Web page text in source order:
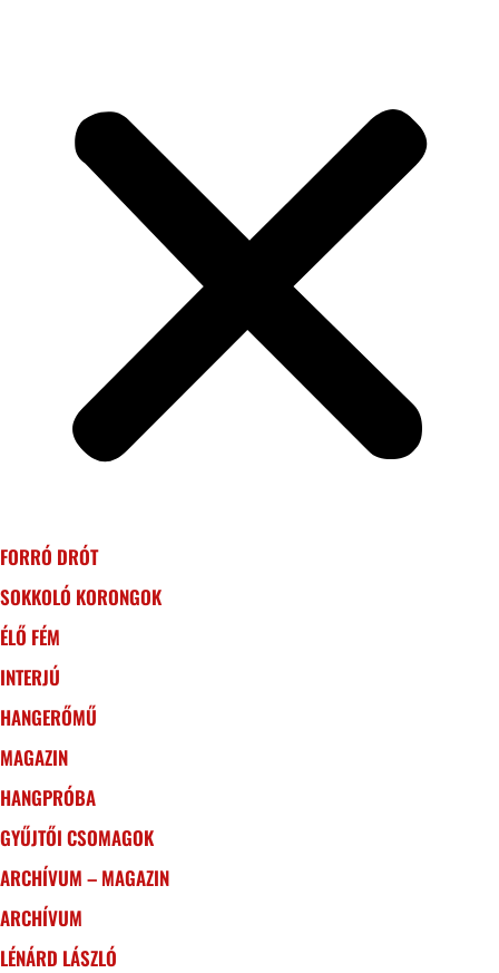
FORRÓ DRÓT
SOKKOLÓ KORONGOK
ÉLŐ FÉM
INTERJÚ
HANGERŐMŰ
MAGAZIN
HANGPRÓBA
GYŰJTŐI CSOMAGOK
ARCHÍVUM – MAGAZIN
ARCHÍVUM
LÉNÁRD LÁSZLÓ